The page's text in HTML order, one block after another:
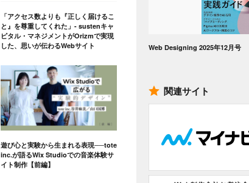
「アクセス数よりも『正しく届けるこ
と』を尊重してくれた」- sustenキャ
ピタル・マネジメントがOrizmで実現
した、思いが伝わるWebサイト
遊び心と実験から生まれる表現──tote
inc.が語るWix Studioでの音楽体験サ
イト制作【前編】
Web Designing 2025年12月号
関連サイト